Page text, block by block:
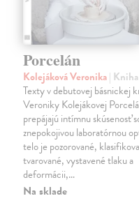
Porcelán
Kolejáková Veronika| Kniha
Texty v debutovej básnickej
Veroniky Kolejákovej
prepájajú intímnu skúsenosť
znepokojivou laboratórnou
telo je pozorované,
tvarované, vystavené tlaku a
deformácii,…
Na sklade